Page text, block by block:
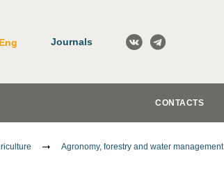
Eng Journals
CONTACTS
Agronomy, forestry and water management